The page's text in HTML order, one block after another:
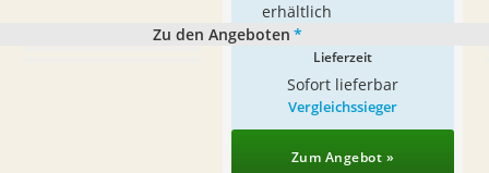
erhältlich
Zu den Angeboten *
Lieferzeit
Sofort lieferbar
Vergleichssieger
Zum Angebot »